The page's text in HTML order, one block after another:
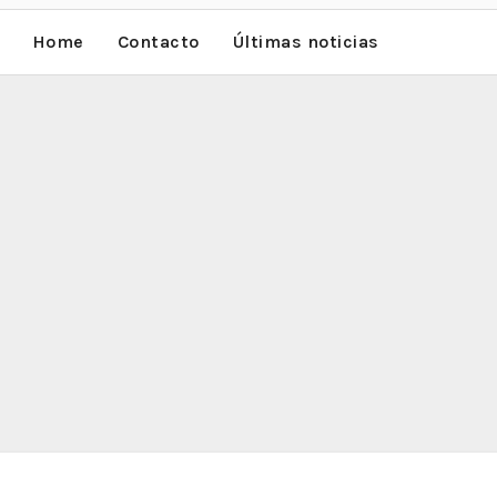
Home Contacto Últimas noticias